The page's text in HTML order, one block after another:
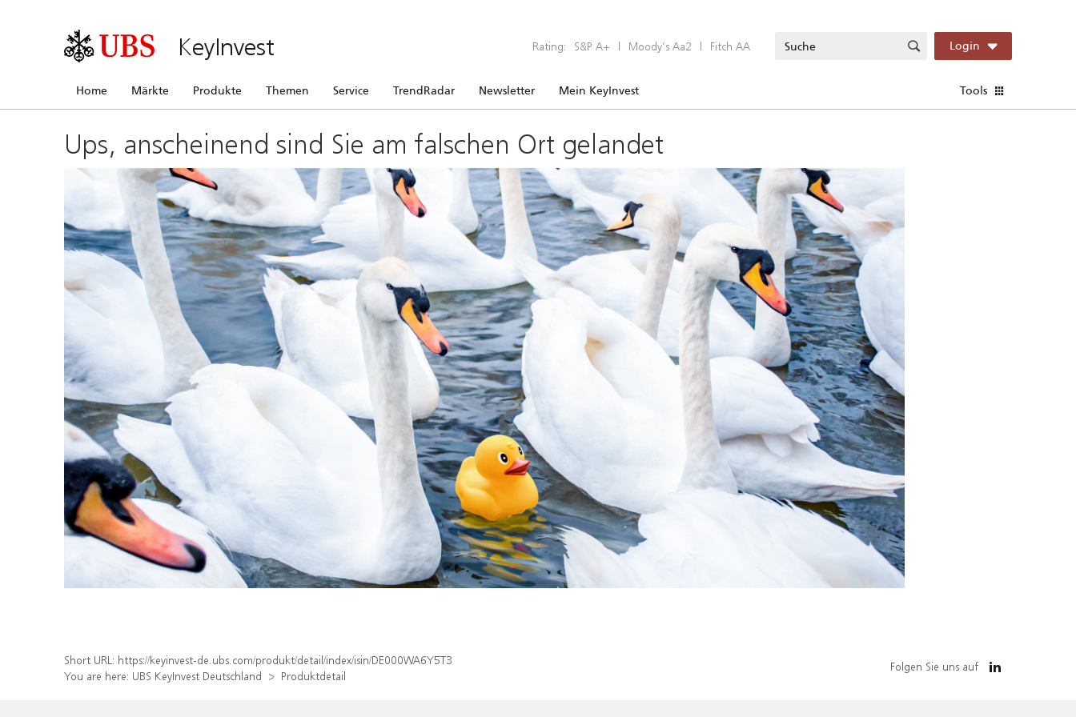
KeyInvest Rating: S&P A+ | Moody’s Aa2 | Fitch AA Login
Home Märkte Produkte Themen Service TrendRadar Newsletter Mein KeyInvest Tools
Ups, anscheinend sind Sie am falschen Ort gelandet
Short URL: https://keyinvest-de.ubs.com/produkt/detail/index/isin/DE000WA6Y5T3
You are here: UBS KeyInvest Deutschland Produktdetail
Folgen Sie uns auf